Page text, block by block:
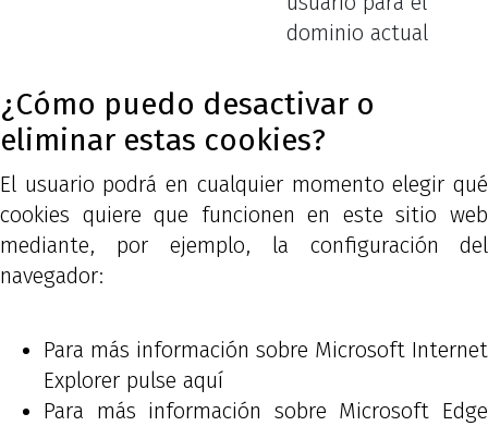
dominio actual
¿Cómo puedo desactivar o
eliminar estas cookies?
El usuario podrá en cualquier momento elegir qué
cookies quiere que funcionen en este sitio web
mediante, por ejemplo, la configuración del
navegador:
Para más información sobre Microsoft Internet
Explorer pulse aquí
Para más información sobre Microsoft Edge